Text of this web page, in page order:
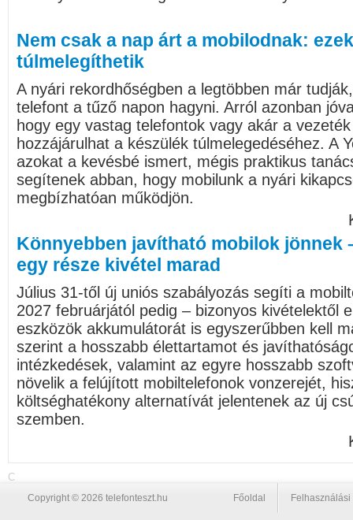
Nem csak a nap árt a mobilodnak:
túlmelegíthetik
A nyári rekordhőségben a legtöbben már
telefont a tűző napon hagyni. Arról azonban
hogy egy vastag telefontok vagy akár a
hozzájárulhat a készülék túlmelegedéséhez. A
azokat a kevésbé ismert, mégis praktikus
segítenek abban, hogy mobilunk a nyári
megbízhatóan működjön.
Könnyebben javítható mobilok jönnek
egy része kivétel marad
Július 31-től új uniós szabályozás segíti a
2027 februárjától pedig – bizonyos kivételektől
eszközök akkumulátorát is egyszerűbben kell
szerint a hosszabb élettartamot és
intézkedések, valamint az egyre hosszabb
növelik a felújított mobiltelefonok vonzerejét,
költséghatékony alternatívát jelentenek az új
szemben.
C
Copyright © 2026 telefonteszt.hu Főoldal